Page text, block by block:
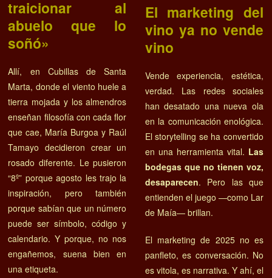
traicionar al
abuelo que lo
soñó»
Allí, en Cubillas de Santa
Marta, donde el viento huele a
tierra mojada y los almendros
enseñan filosofía con cada flor
que cae, María Burgoa y Raúl
Tamayo decidieron crear un
rosado diferente. Le pusieron
“8º” porque agosto les trajo la
inspiración, pero también
porque sabían que un número
puede ser símbolo, código y
calendario. Y porque, no nos
engañemos, suena bien en
una etiqueta.
El marketing del
vino ya no vende
vino
Vende experiencia, estética,
verdad. Las redes sociales
han desatado una nueva ola
en la comunicación enológica.
El storytelling se ha convertido
en una herramienta vital. Las
bodegas que no tienen voz,
desaparecen. Pero las que
entienden el juego —como Lar
de Maía— brillan.
El marketing de 2025 no es
panfleto, es conversación. No
es vitola, es narrativa. Y ahí, el